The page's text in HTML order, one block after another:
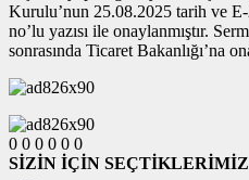
Kurulu’nun 25.08.2025 tarih ve
no’lu yazısı ile onaylanmıştır.
sonrasında Ticaret Bakanlığı’na
0 0 0 0 0 0
SİZİN İÇİN SEÇTİKLERİMİZ